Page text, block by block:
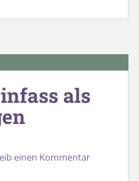
als
einen Kommentar